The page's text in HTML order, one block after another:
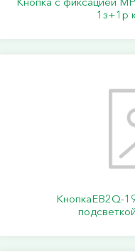
1з+1р
КнопкаEB2Q-